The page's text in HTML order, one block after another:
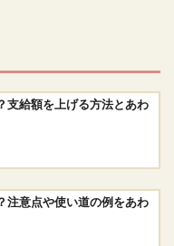
支給額を上げる方法とあわ
注意点や使い道の例をあわ